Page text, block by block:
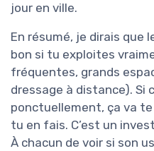
jour en ville.
En résumé, je dirais
bon si tu exploites
fréquentes, grands
dressage à distance). Si
ponctuellement, ça va
tu en fais. C’est un
À chacun de voir si son